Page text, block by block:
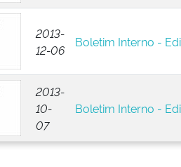
2013-
12-06
Boletim Interno -
2013-
10-
07
Boletim Interno -